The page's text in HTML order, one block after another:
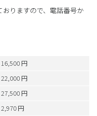
りますので、電話番号か
16,500 円
22,000 円
27,500 円
2,970 円